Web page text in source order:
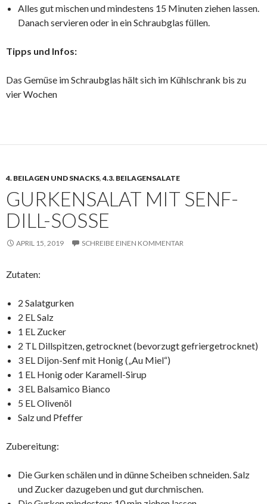
Alles gut mischen und mindestens 15 Minuten ziehen lassen.
Danach servieren oder in ein Schraubglas füllen.
Tipps und Infos:
Das Gemüse im Schraubglas hält sich im Kühlschrank bis zu
vier Wochen
4. BEILAGEN UND SNACKS, 4.3. BEILAGENSALATE
GURKENSALAT MIT SENF-
DILL-SOSSE
APRIL 15, 2019 SCHREIBE EINEN KOMMENTAR
Zutaten:
2 Salatgurken
2 EL Salz
1 EL Zucker
2 TL Dillspitzen, getrocknet (bevorzugt gefriergetrocknet)
3 EL Dijon-Senf mit Honig („Au Miel“)
1 EL Honig oder Karamell-Sirup
3 EL Balsamico Bianco
5 EL Olivenöl
Salz und Pfeffer
Zubereitung:
Die Gurken schälen und in dünne Scheiben schneiden. Salz
und Zucker dazugeben und gut durchmischen.